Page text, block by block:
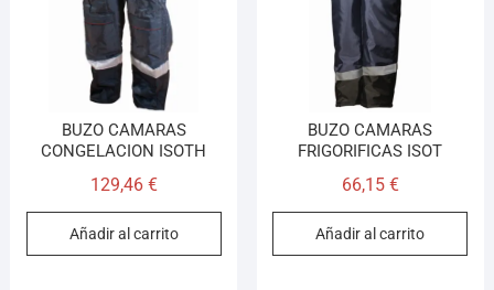
BUZO CAMARAS
CONGELACION ISOTH
129,46 €
Añadir al carrito
BUZO CAMARAS
FRIGORIFICAS ISOT
66,15 €
Añadir al carrito